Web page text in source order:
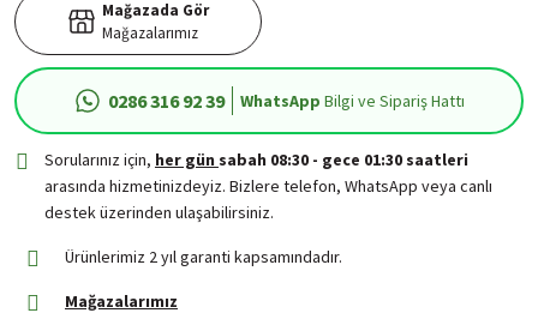
Mağazada Gör
Mağazalarımız
0286 316 92 39 WhatsApp Bilgi ve Sipariş Hattı
Sorularınız için, her gün sabah 08:30 - gece 01:30 saatleri
arasında hizmetinizdeyiz. Bizlere telefon, WhatsApp veya canlı
destek üzerinden ulaşabilirsiniz.
Ürünlerimiz 2 yıl garanti kapsamındadır.
Mağazalarımız